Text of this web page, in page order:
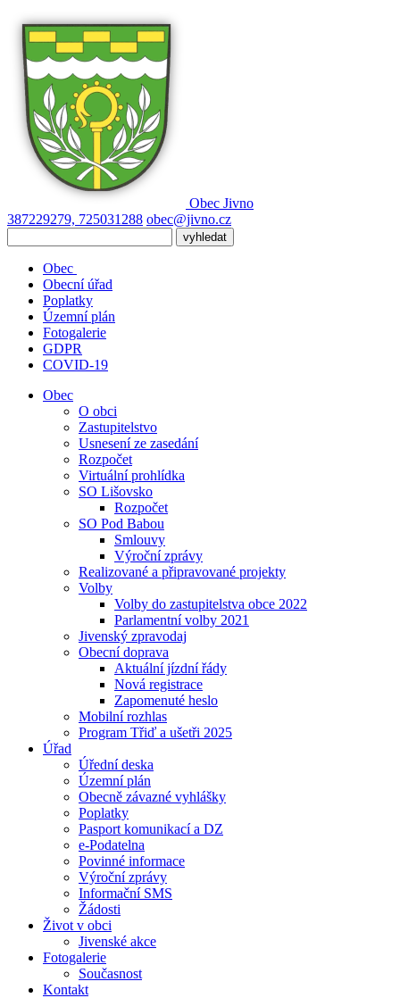
Obec Jivno
387229279, 725031288 obec@jivno.cz
Obec
Obecní úřad
Poplatky
Územní plán
Fotogalerie
GDPR
COVID-19
Obec
O obci
Zastupitelstvo
Usnesení ze zasedání
Rozpočet
Virtuální prohlídka
SO Lišovsko
Rozpočet
SO Pod Babou
Smlouvy
Výroční zprávy
Realizované a připravované projekty
Volby
Volby do zastupitelstva obce 2022
Parlamentní volby 2021
Jivenský zpravodaj
Obecní doprava
Aktuální jízdní řády
Nová registrace
Zapomenuté heslo
Mobilní rozhlas
Program Třiď a ušetři 2025
Úřad
Úřední deska
Územní plán
Obecně závazné vyhlášky
Poplatky
Pasport komunikací a DZ
e-Podatelna
Povinné informace
Výroční zprávy
Informační SMS
Žádosti
Život v obci
Jivenské akce
Fotogalerie
Současnost
Kontakt